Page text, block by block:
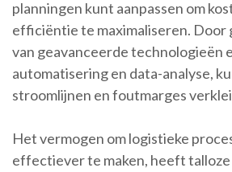
planningen kunt aanpassen om
efficiëntie te maximaliseren. Door
van geavanceerde technologieën
automatisering en data-analyse,
stroomlijnen en foutmarges
Het vermogen om logistieke
effectiever te maken, heeft